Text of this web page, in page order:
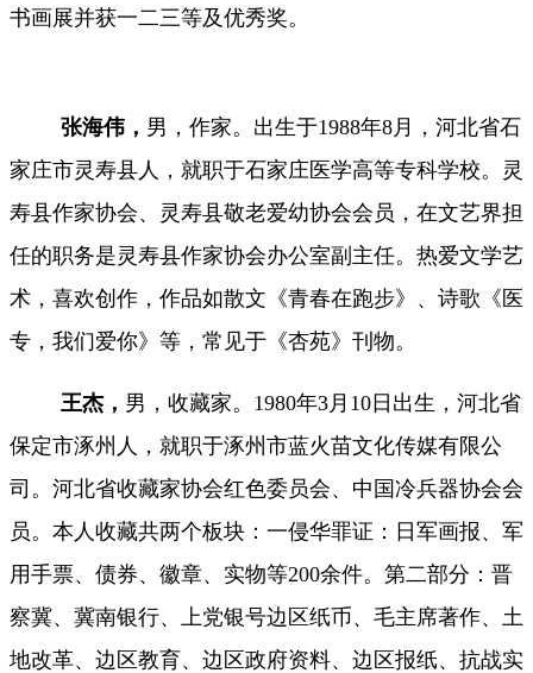
书画展并获一二三等及优秀奖。
张海伟， 男，作家。出生于1988年8月，河北省石
家庄市灵寿县人，就职于石家庄医学高等专科学校。灵
寿县作家协会、灵寿县敬老爱幼协会会员，在文艺界担
任的职务是灵寿县作家协会办公室副主任。热爱文学艺
术，喜欢创作，作品如散文《青春在跑步》、诗歌《医
专，我们爱你》等，常见于《杏苑》刊物。
王杰， 男，收藏家。 1980年3月10日出生，河北省
保定市涿州人，就职于涿州市蓝火苗文化传媒有限公
司。河北省收藏家协会红色委员会、中国冷兵器协会会
员。本人收藏共两个板块：一侵华罪证：日军画报、军
用手票、债券、徽章、实物等200余件。第二部分：晋
察冀、冀南银行、上党银号边区纸币、毛主席著作、土
地改革、边区教育、边区政府资料、边区报纸、抗战实